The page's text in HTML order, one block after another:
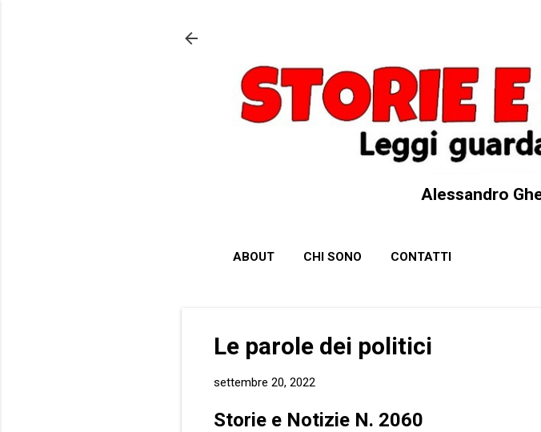
Alessandro
ABOUT CHI SONO CONTATTI
Le parole dei politici
settembre 20, 2022
Storie e Notizie N. 2060